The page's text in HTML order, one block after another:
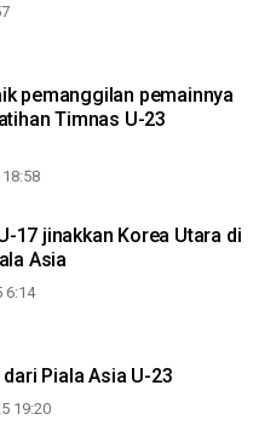
pemanggilan pemainnya
Timnas U-23
17 jinakkan Korea Utara di
Asia
6:14
Piala Asia U-23
19:20